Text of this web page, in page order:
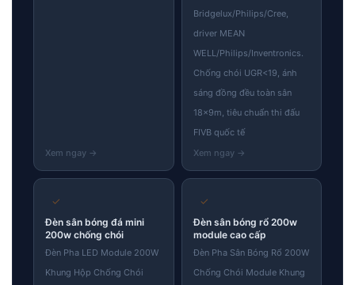
Bridgelux/Philips/Cree,
driver MEAN
WELL/Philips/Inventronics.
Chống chói UGR<19, ánh
sáng đồng đều toàn sân
18×9m, tiêu chuẩn thi đấu
FIVB quốc tế
✓
Đèn sân bóng đá mini
200w chống chói
Đèn Pha LED Module 200W
Khung Hộp Chống Chói
✓
Đèn sân bóng rổ 200w
module cao cấp
Đèn Pha Sân Bóng Rổ 200W
Chống Chói Module Khung